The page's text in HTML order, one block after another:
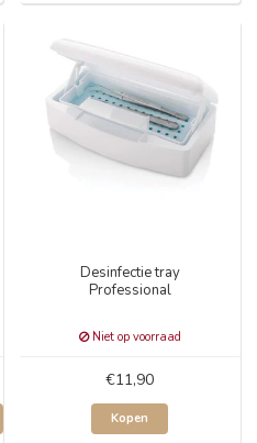
Desinfectie tray
Professional
Niet op voorraad
€11,90
Kopen